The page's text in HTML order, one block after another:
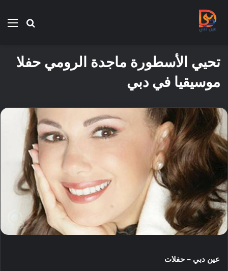
بحث
تحيي الأسطورة ماجدة الرومي حفلا
موسيقيا في دبي
عين دبي – حفلات